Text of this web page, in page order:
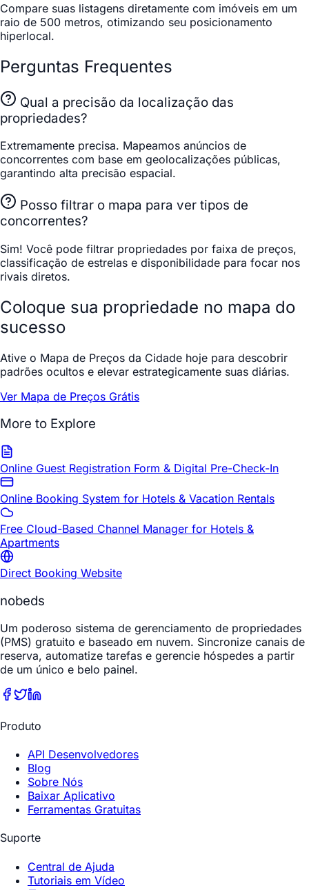
Compare suas listagens diretamente com imóveis em um
raio de 500 metros, otimizando seu posicionamento
hiperlocal.
Perguntas Frequentes
Qual a precisão da localização das
propriedades?
Extremamente precisa. Mapeamos anúncios de
concorrentes com base em geolocalizações públicas,
garantindo alta precisão espacial.
Posso filtrar o mapa para ver tipos de
concorrentes?
Sim! Você pode filtrar propriedades por faixa de preços,
classificação de estrelas e disponibilidade para focar nos
rivais diretos.
Coloque sua propriedade no mapa do
sucesso
Ative o Mapa de Preços da Cidade hoje para descobrir
padrões ocultos e elevar estrategicamente suas diárias.
Ver Mapa de Preços Grátis
More to Explore
Online Guest Registration Form & Digital Pre-Check-In
Online Booking System for Hotels & Vacation Rentals
Free Cloud-Based Channel Manager for Hotels &
Apartments
Direct Booking Website
nobeds
Um poderoso sistema de gerenciamento de propriedades
(PMS) gratuito e baseado em nuvem. Sincronize canais de
reserva, automatize tarefas e gerencie hóspedes a partir
de um único e belo painel.
Produto
API Desenvolvedores
Blog
Sobre Nós
Baixar Aplicativo
Ferramentas Gratuitas
Suporte
Central de Ajuda
Tutoriais em Vídeo